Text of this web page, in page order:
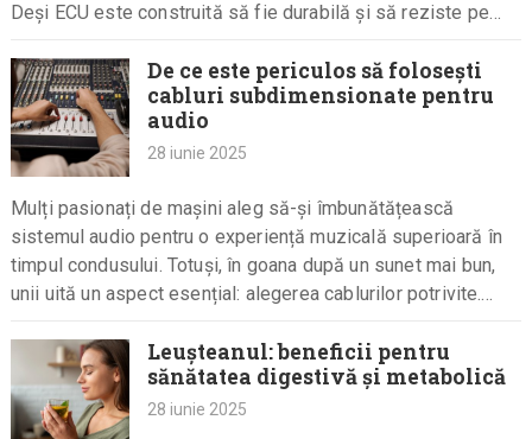
Deși ECU este construită să fie durabilă și să reziste pe
De ce este periculos să folosești
cabluri subdimensionate pentru
audio
28 iunie 2025
Mulți pasionați de mașini aleg să-și îmbunătățească
sistemul audio pentru o experiență muzicală superioară în
timpul condusului. Totuși, în goana după un sunet mai bun,
unii uită un aspect esențial: alegerea cablurilor potrivite.
Leușteanul: beneficii pentru
sănătatea digestivă și metabolică
28 iunie 2025